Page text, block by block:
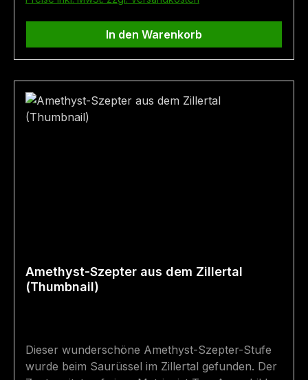
Tirol)
In den Warenkorb
Amethyst-Szepter aus dem Zillertal
(Thumbnail)
Dieser wunderschöne Amethyst-Szepter-Stufe
wurde beim Saurüssel im Zillertal gefunden. Der